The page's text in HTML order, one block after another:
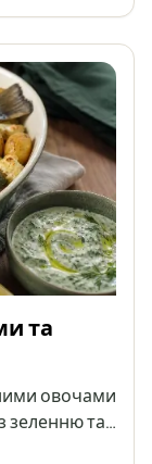
та
овочами
зеленню та